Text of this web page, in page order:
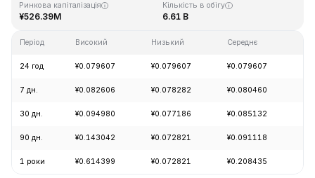
Ринкова капіталізація
¥526.39M
Кількість в обігу
6.61 B
Період Високий Низький Середнє
24 год ¥0.079607 ¥0.079607 ¥0.079607
7 дн. ¥0.082606 ¥0.078282 ¥0.080460
30 дн. ¥0.094980 ¥0.077186 ¥0.085132
90 дн. ¥0.143042 ¥0.072821 ¥0.091118
1 роки ¥0.614399 ¥0.072821 ¥0.208435